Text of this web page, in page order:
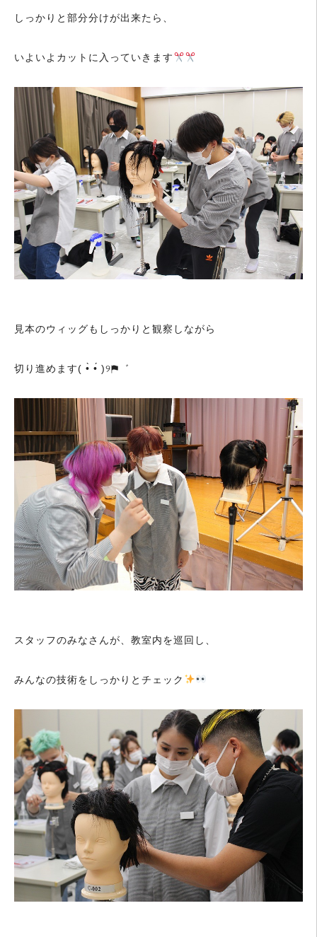
しっかりと部分分けが出来たら、
いよいよカットに入っていきます
見本のウィッグもしっかりと観察しながら
切り進めます( •̀ •́ )୨⚑︎゛
スタッフのみなさんが、教室内を巡回し、
みんなの技術をしっかりとチェック